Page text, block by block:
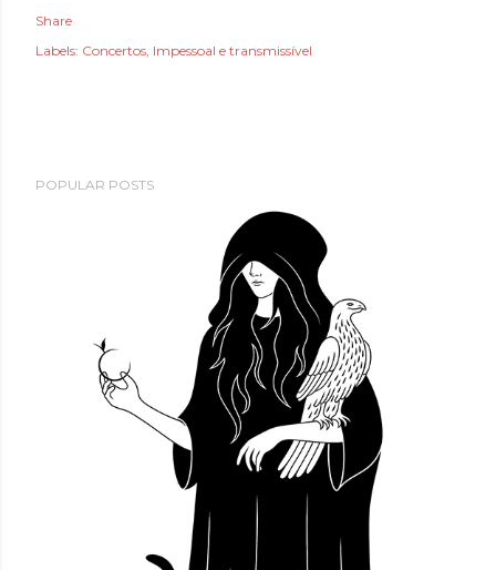
Share
Labels: Concertos Impessoal e transmissível
POPULAR POSTS